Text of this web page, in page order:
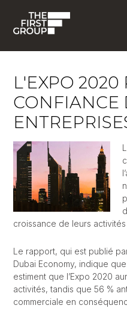
L'EXPO 2020
CONFIANCE
croissance de leurs
Le rapport, qui est publié
Dubai Economy, indique
estiment que l’Expo 2020
activités, tandis que 56 %
commerciale en